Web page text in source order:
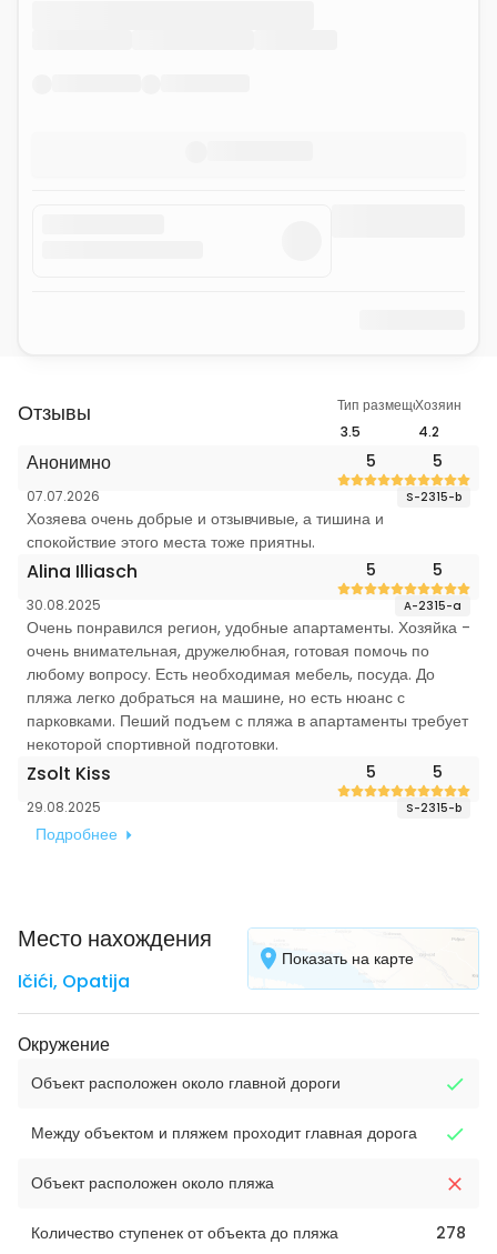
Отзывы
Тип размещения
3.5
Хозяин
4.2
Анонимно 5 5
07.07.2026 S-2315-b
Хозяева очень добрые и отзывчивые, а тишина и
спокойствие этого места тоже приятны.
Alina Illiasch 5 5
30.08.2025 A-2315-a
Очень понравился регион, удобные апартаменты. Хозяйка -
очень внимательная, дружелюбная, готовая помочь по
любому вопросу. Есть необходимая мебель, посуда. До
пляжа легко добраться на машине, но есть нюанс с
парковками. Пеший подъем с пляжа в апартаменты требует
некоторой спортивной подготовки.
Zsolt Kiss 5 5
29.08.2025 S-2315-b
Подробнее
Место нахождения
Ičići, Opatija
Показать на карте
Окружение
Объект расположен около главной дороги
Между объектом и пляжем проходит главная дорога
Объект расположен около пляжа
Количество ступенек от объекта до пляжа 278